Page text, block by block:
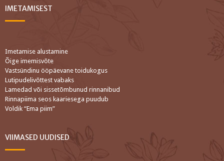
IMETAMISEST
Imetamise alustamine
Õige imemisvõte
Vastsündinu ööpäevane toidukogus
Lutipudelivõttest vabaks
Lamedad või sissetõmbunud rinnanibud
Rinnapiima seos kaariesega puudub
Voldik “Ema piim”
VIIMASED UUDISED